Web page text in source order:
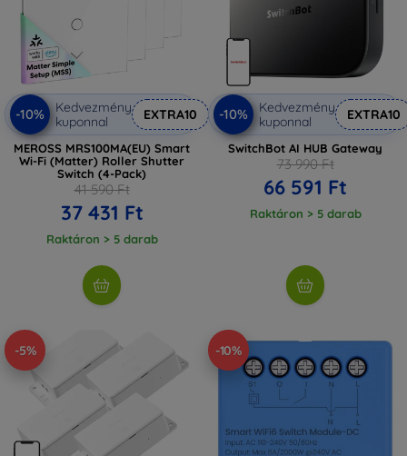
-10%
Kedvezmény
kuponnal
EXTRA10
MEROSS MRS100MA(EU) Smart
Wi-Fi (Matter) Roller Shutter
Switch (4-Pack)
41 590 Ft
37 431 Ft
Raktáron > 5 darab
-10%
Kedvezmény
kuponnal
EXTRA10
SwitchBot AI HUB Gateway
73 990 Ft
66 591 Ft
Raktáron > 5 darab
-5% -10%